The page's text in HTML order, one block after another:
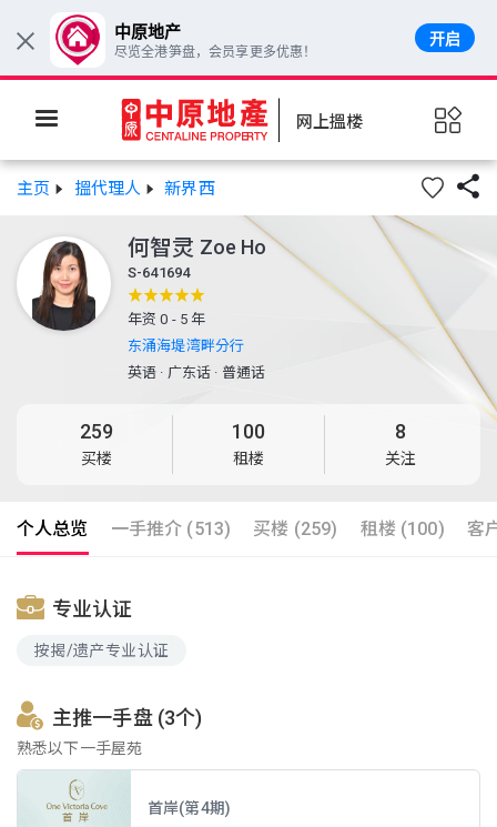
网上搵楼
主页 搵代理人 新界西 
何智灵 Zoe Ho
S-641694
年资 0 - 5 年
东涌海堤湾畔分行
英语 · 广东话 · 普通话
259
买楼
100
租楼
8
关注
个人总览 一手推介 (513) 买楼 (259) 租楼 (100) 客
专业认证
按揭/遗产专业认证
主推一手盘 (3个)
熟悉以下一手屋苑
首岸(第4期)
× 中原地产
尽览全港笋盘，会员享更多优惠！
开启